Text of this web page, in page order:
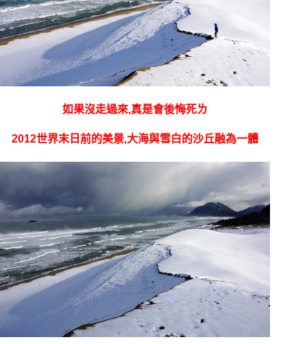
如果沒走過來,真是會後悔死ㄌ
2012世界末日前的美景,大海與雪白的沙丘融為一體